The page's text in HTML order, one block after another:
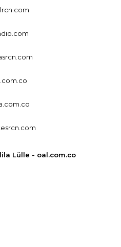
Lülle - oal.com.co